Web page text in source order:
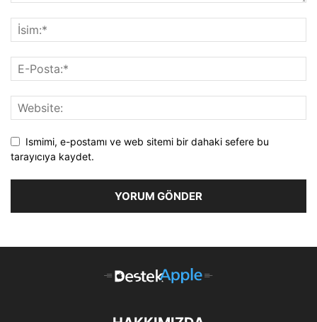
Ismimi, e-postamı ve web sitemi bir dahaki sefere bu
tarayıcıya kaydet.